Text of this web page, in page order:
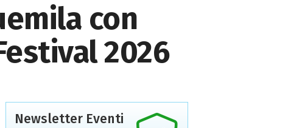
con
2026
Newsletter Eventi